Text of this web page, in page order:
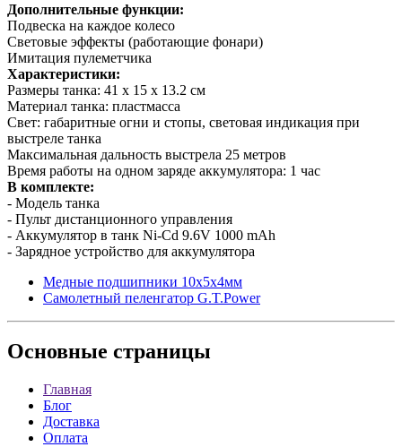
Дополнительные функции:
Подвеска на каждое колесо
Световые эффекты (работающие фонари)
Имитация пулеметчика
Характеристики:
Размеры танка: 41 х 15 х 13.2 см
Материал танка: пластмасса
Свет: габаритные огни и стопы, световая индикация при
выстреле танка
Максимальная дальность выстрела 25 метров
Время работы на одном заряде аккумулятора: 1 час
В комплекте:
- Модель танка
- Пульт дистанционного управления
- Аккумулятор в танк Ni-Cd 9.6V 1000 mAh
- Зарядное устройство для аккумулятора
Медные подшипники 10х5х4мм
Самолетный пеленгатор G.T.Power
Основные страницы
Главная
Блог
Доставка
Оплата